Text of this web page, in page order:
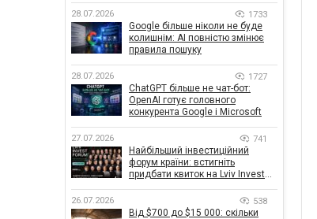
впливає на ефективність
кампаній
28.07.2026 1733
Google більше ніколи не буде
колишнім: AI повністю змінює
правила пошуку
28.07.2026 1727
ChatGPT більше не чат-бот:
OpenAI готує головного
конкурента Google і Microsoft
27.07.2026 741
Найбільший інвестиційний
форум країни: встигніть
придбати квиток на Lviv Invest
26.07.2026 538
Від $700 до $15 000: скільки